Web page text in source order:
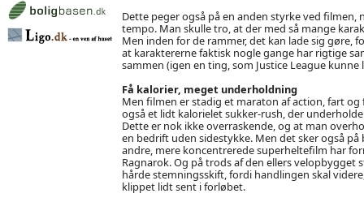
Dette peger også på en anden styrke ved
tempo. Man skulle tro, at der med så mange
Men inden for de rammer, det kan lade sig gøre,
at karaktererne faktisk nogle gange har rigtige
sammen (igen en ting, som Justice League
Få kalorier, meget underholdning
Men filmen er stadig et maraton af action, fart
også et lidt kalorielet sukker-rush, der
Dette er nok ikke overraskende, og at man
en bedrift uden sidestykke. Men det sker også
andre, mere koncentrerede superheltefilm har
Ragnarok. Og på trods af den ellers
hårde stemningsskift, fordi handlingen skal
klippet lidt sent i forløbet.